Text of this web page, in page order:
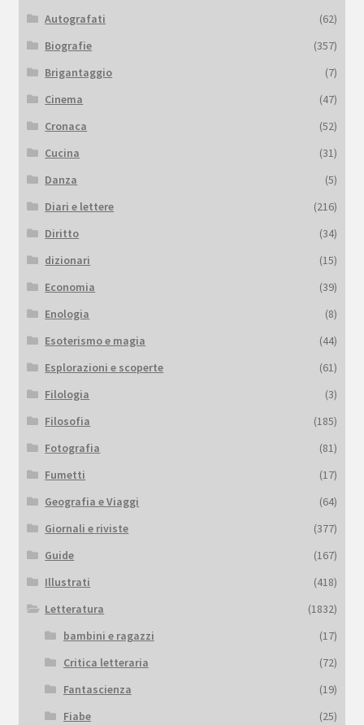
Autografati
(62)
Biografie
(357)
Brigantaggio
(7)
Cinema
(47)
Cronaca
(52)
Cucina
(31)
Danza
(5)
Diari e lettere
(216)
Diritto
(34)
dizionari
(15)
Economia
(39)
Enologia
(8)
Esoterismo e magia
(44)
Esplorazioni e scoperte
(61)
Filologia
(3)
Filosofia
(185)
Fotografia
(81)
Fumetti
(17)
Geografia e Viaggi
(64)
Giornali e riviste
(377)
Guide
(167)
Illustrati
(418)
Letteratura
(1832)
bambini e ragazzi
(17)
Critica letteraria
(72)
Fantascienza
(19)
Fiabe
(25)